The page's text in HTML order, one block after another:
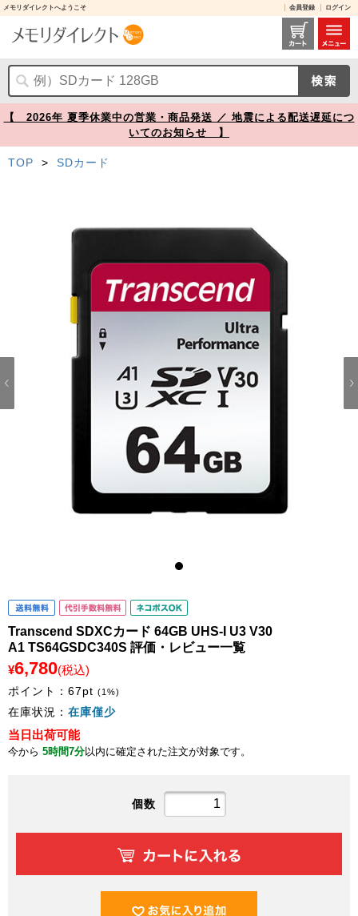
メモリダイレクトへようこそ 会員登録 ログイン
TS64GSDC340S レビュー / Transcend SDXCカード 64GB UHS-I U3 V30 A1【メモリダイレクト】
【 2026年 夏季休業中の営業・商品発送 ／ 地震による配送遅延につ
いてのお知らせ 】
TOP > SDカード
Transcend SDXCカード 64GB UHS-I U3 V30
A1 TS64GSDC340S 評価・レビュー一覧
¥6,780(税込)
ポイント： 67pt (1%)
在庫状況： 在庫僅少
当日出荷可能
今から 5時間7分以内に確定された注文が対象です。
個数